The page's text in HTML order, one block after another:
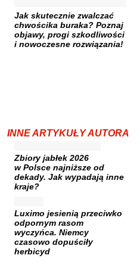
Jak skutecznie zwalczać
chwościka buraka? Poznaj
objawy, progi szkodliwości
i nowoczesne rozwiązania!
INNE ARTYKUŁY AUTORA
Zbiory jabłek 2026
w Polsce najniższe od
dekady. Jak wypadają inne
kraje?
Luximo jesienią przeciwko
odpornym rasom
wyczyńca. Niemcy
czasowo dopuściły
herbicyd